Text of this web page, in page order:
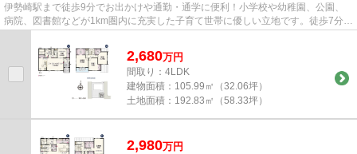
伊勢崎駅まで徒歩9分でお出かけや通勤・通学に便利！小学校や幼稚園、公園、
病院、図書館などが1km圏内に充実した子育て世帯に優しい立地です。徒歩7分の
場所にスーパーやドラッグスト...
2,680万円
間取り：4LDK
建物面積： 105.99㎡（32.06坪）
土地面積： 192.83㎡（58.33坪）
2,980万円